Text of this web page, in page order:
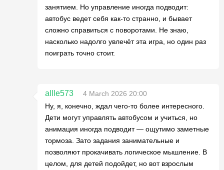
занятием. Но управление иногда подводит:
автобус ведет себя как-то странно, и бывает
сложно справиться с поворотами. Не знаю,
насколько надолго увлечёт эта игра, но один раз
поиграть точно стоит.
allle573
4 March 2026 20:00
Ну, я, конечно, ждал чего-то более интересного.
Дети могут управлять автобусом и учиться, но
анимация иногда подводит — ощутимо заметные
тормоза. Зато задания занимательные и
позволяют прокачивать логическое мышление. В
целом, для детей подойдет, но вот взрослым